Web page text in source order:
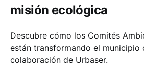
misión ecológica
Descubre cómo los Comités
están transformando el municipio
colaboración de Urbaser.